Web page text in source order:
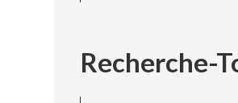
Recherche-